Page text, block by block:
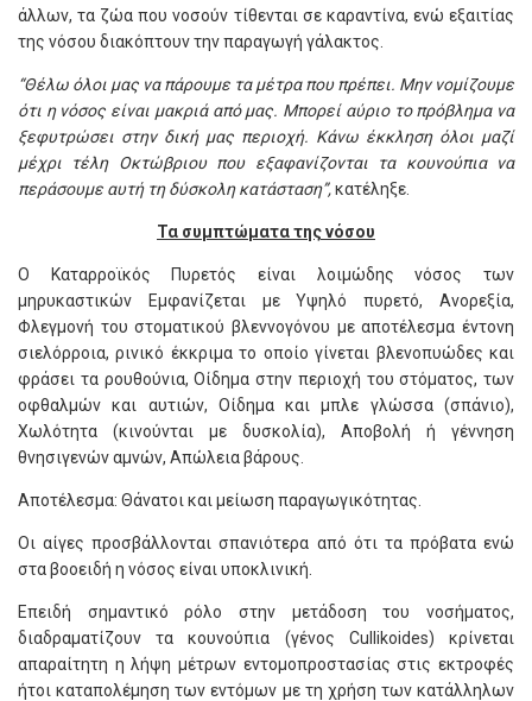
άλλων, τα ζώα που νοσούν τίθενται σε καραντίνα, ενώ εξαιτίας
της νόσου διακόπτουν την παραγωγή γάλακτος.
“Θέλω όλοι μας να πάρουμε τα μέτρα που πρέπει. Μην νομίζουμε
ότι η νόσος είναι μακριά από μας. Μπορεί αύριο το πρόβλημα να
ξεφυτρώσει στην δική μας περιοχή. Κάνω έκκληση όλοι μαζί
μέχρι τέλη Οκτώβριου που εξαφανίζονται τα κουνούπια να
περάσουμε αυτή τη δύσκολη κατάσταση”,κατέληξε.
Τα συμπτώματα της νόσου
Ο Καταρροϊκός Πυρετός είναι λοιμώδης νόσος των
μηρυκαστικών Εμφανίζεται με Υψηλό πυρετό, Ανορεξία,
Φλεγμονή του στοματικού βλεννογόνου με αποτέλεσμα έντονη
σιελόρροια, ρινικό έκκριμα το οποίο γίνεται βλενοπυώδες και
φράσει τα ρουθούνια, Οίδημα στην περιοχή του στόματος, των
οφθαλμών και αυτιών, Οίδημα και μπλε γλώσσα (σπάνιο),
Χωλότητα (κινούνται με δυσκολία), Αποβολή ή γέννηση
θνησιγενών αμνών, Απώλεια βάρους.
Αποτέλεσμα: Θάνατοι και μείωση παραγωγικότητας.
Οι αίγες προσβάλλονται σπανιότερα από ότι τα πρόβατα ενώ
στα βοοειδή η νόσος είναι υποκλινική.
Επειδή σημαντικό ρόλο στην μετάδοση του νοσήματος,
διαδραματίζουν τα κουνούπια (γένος Cullikoides) κρίνεται
απαραίτητη η λήψη μέτρων εντομοπροστασίας στις εκτροφές
ήτοι καταπολέμηση των εντόμων με τη χρήση των κατάλληλων